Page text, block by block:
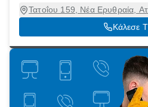
Τατοΐου 159, Νέα Ερυθραία,
Κάλεσε